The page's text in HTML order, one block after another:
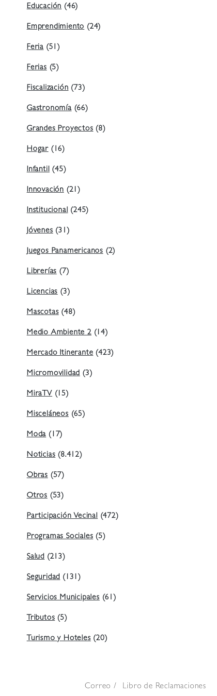
Educación(46)
Emprendimiento(24)
Feria (51)
Ferias(5)
Fiscalización(73)
Gastronomía(66)
Grandes Proyectos(8)
Hogar (16)
Infantil(45)
Innovación (21)
Institucional(245)
Jóvenes(31)
Juegos Panamericanos (2)
Librerías(7)
Licencias(3)
Mascotas(48)
Medio Ambiente 2(14)
Mercado Itinerante(423)
Micromovilidad(3)
MiraTV(15)
Misceláneos(65)
Moda(17)
Noticias(8.412)
Obras (57)
Otros (53)
Participación Vecinal(472)
Programas Sociales(5)
Salud (213)
Seguridad(131)
Servicios Municipales(61)
Tributos(5)
Turismo y Hoteles(20)
Correo Libro de Reclamaciones